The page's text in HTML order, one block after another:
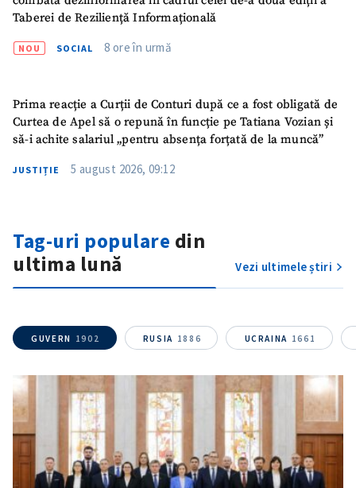
Taberei de Reziliență Informațională
NOU SOCIAL 8 ore în urmă
Prima reacție a Curții de Conturi după ce a fost obligată de
Curtea de Apel să o repună în funcție pe Tatiana Vozian și
să-i achite salariul „pentru absența forțată de la muncă”
JUSTIȚIE 5 august 2026, 09:12
Tag-uri populare din
ultima lună
Vezi ultimele știri
GUVERN 1902 RUSIA 1886 UCRAINA 1661
Titlu știre+ Adaugă titlu
CONTACT SURSĂ
Nume+ Numele meu
Email+ Emailul meu